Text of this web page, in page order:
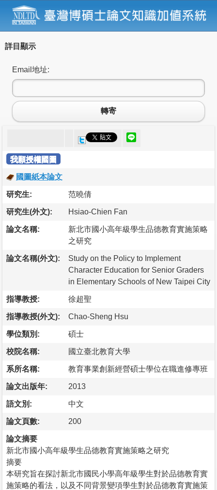
詳目顯示
Email地址:
轉寄
我願授權國圖
國圖紙本論文
研究生: 范曉倩
研究生(外文): Hsiao-Chien Fan
論文名稱:
新北市國小高年級學生品德教育實施策略
之研究
論文名稱(外文):
Study on the Policy to Implement
Character Education for Senior Graders
in Elementary Schools of New Taipei City
指導教授: 徐超聖
指導教授(外文): Chao-Sheng Hsu
學位類別: 碩士
校院名稱: 國立臺北教育大學
系所名稱: 教育事業創新經營碩士學位在職進修專班
論文出版年: 2013
語文別: 中文
論文頁數: 200
論文摘要
新北市國小高年級學生品德教育實施策略之研究
摘要
本研究旨在探討新北市國民小學高年級學生對於品德教育實
施策略的看法，以及不同背景變項學生對於品德教育實施策